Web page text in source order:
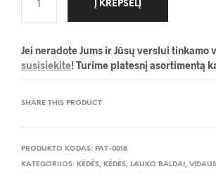
Į KREPŠELĮ
Jei neradote Jums ir Jūsų verslui tinkamo
susisiekite! Turime platesnį asortimentą
SHARE THIS PRODUCT
PRODUKTO KODAS: PAT-0018
KATEGORIJOS: KĖDĖS, KĖDĖS, LAUKO BALDAI ,